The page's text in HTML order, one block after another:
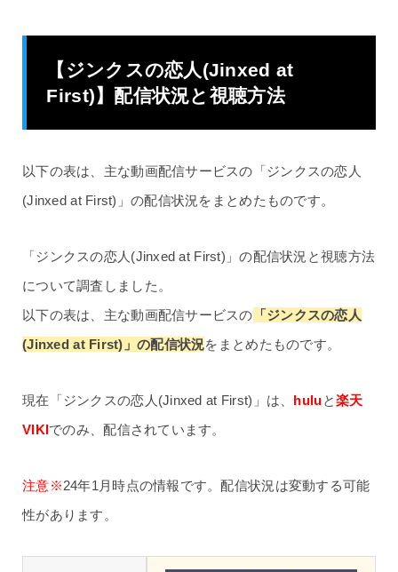
【ジンクスの恋人(Jinxed at
First)】配信状況と視聴方法
以下の表は、主な動画配信サービスの「ジンクスの恋人
(Jinxed at First)」の配信状況をまとめたものです。
「ジンクスの恋人(Jinxed at First)」の配信状況と視聴方法
について調査しました。
以下の表は、主な動画配信サービスの 「ジンクスの恋人
(Jinxed at First)」の配信状況をまとめたものです。
現在「ジンクスの恋人(Jinxed at First)」は、 huluと楽天
VIKIでのみ、配信されています。
注意※24年1月時点の情報です。配信状況は変動する可能
性があります。